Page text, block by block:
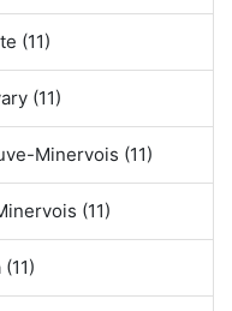
(11)
(11)
Minervois (11)
(11)